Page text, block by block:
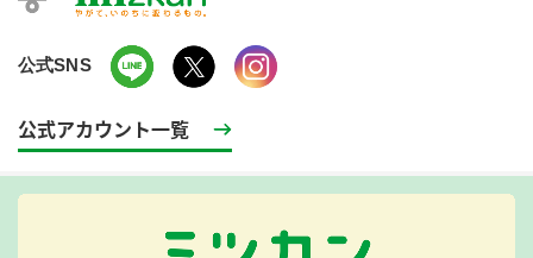
公式SNS
公式アカウント一覧